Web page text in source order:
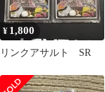
¥ 1,800
リンクアサルト SR